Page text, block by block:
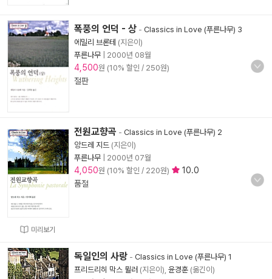
폭풍의 언덕 - 상 - Classics in Love (푸른나무) 3
에밀리 브론테 (지은이)
푸른나무
2000년 08월
4,500원 (10% 할인 / 250원)
절판
미리보기
전원교향곡 - Classics in Love (푸른나무) 2
앙드레 지드 (지은이)
푸른나무
2000년 07월
4,050원 (10% 할인 / 220원)
10.0
품절
독일인의 사랑 - Classics in Love (푸른나무) 1
프리드리히 막스 뮐러 (지은이), 윤경훈 (옮긴이)